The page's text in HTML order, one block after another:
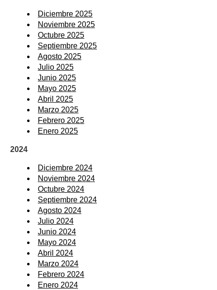
Diciembre 2025
Noviembre 2025
Octubre 2025
Septiembre 2025
Agosto 2025
Julio 2025
Junio 2025
Mayo 2025
Abril 2025
Marzo 2025
Febrero 2025
Enero 2025
2024
Diciembre 2024
Noviembre 2024
Octubre 2024
Septiembre 2024
Agosto 2024
Julio 2024
Junio 2024
Mayo 2024
Abril 2024
Marzo 2024
Febrero 2024
Enero 2024